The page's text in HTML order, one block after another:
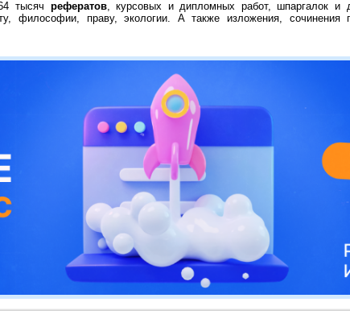
тысяч рефератов, курсовых и дипломных работ, шпаргалок и
философии, праву, экологии. А также изложения, сочинения